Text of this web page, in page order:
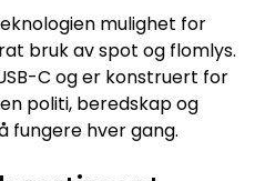
mulighet for
bruk av spot og flomlys.
C og er konstruert for
politi, beredskap og
fungere hver gang.